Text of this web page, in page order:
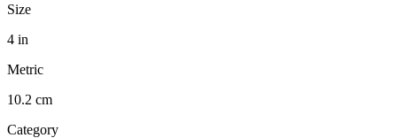
Size
4 in
Metric
10.2 cm
Category